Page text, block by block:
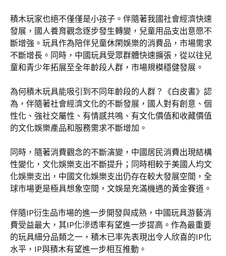
積木玩家也絕不僅僅是小孩子。伴隨著我國社會經濟快速
發展，國人養育觀念逐步發生轉變，兒童用品支出意愿不
斷增強。玩具作為陪伴兒童休閑娛樂的消費品，市場需求
不斷增長。同時，中國玩具受眾群體快速擴張，從以往兒
童和青少年拓展至全年齡段人群，市場規模穩健發展。
為何積木玩具能吸引到不同年齡段的人群？《白皮書》認
為，伴隨著社會經濟文化的不斷發展，國人對有創意、個
性化、強社交屬性、有情感共鳴、有文化價值和收藏價值
的文化娛樂產品和服務需求不斷增加。
同時，隨著消費觀念的不斷演變，中國居民消費出現結構
性變化，文化娛樂支出不斷提升；同時相較于美國人均文
化娛樂支出，中國文化娛樂支出仍存在較大發展空間，全
球市場更是極具想象空間，文娛是充滿機遇的黃金賽道。
伴隨IP衍生品市場的進一步開發與成熟，中國玩具游藝消
費受益最大，其IP化滲透率有望進一步提高。作為最重要
的玩具細分品類之一，積木已率先表現出令人欣喜的IP化
水平，IP與積木有望進一步相互推動。